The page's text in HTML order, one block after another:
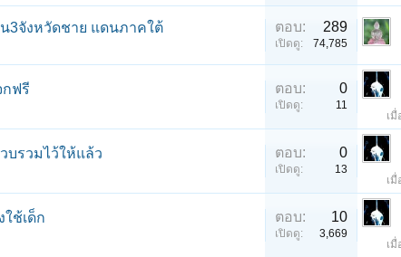
3จังหวัดชาย แดนภาคใต้ ตอบ: 289
เปิดดู: 74,785
กฟรี ตอบ: 0
เปิดดู: 11
เ
บรวมไว้ให้แล้ว ตอบ: 0
เปิดดู: 13
เ
ช้เด็ก ตอบ: 10
เปิดดู: 3,669
เ